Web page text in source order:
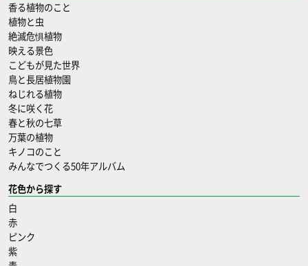
香る植物のこと
植物と虫
絶滅危惧植物
映える景色
こどもが見た世界
鳥と長居植物園
ねじれる植物
冬に咲く花
春と秋の七草
万葉の植物
キノコのこと
みんなでつくる50年アルバム
花色から探す
白
赤
ピンク
紫